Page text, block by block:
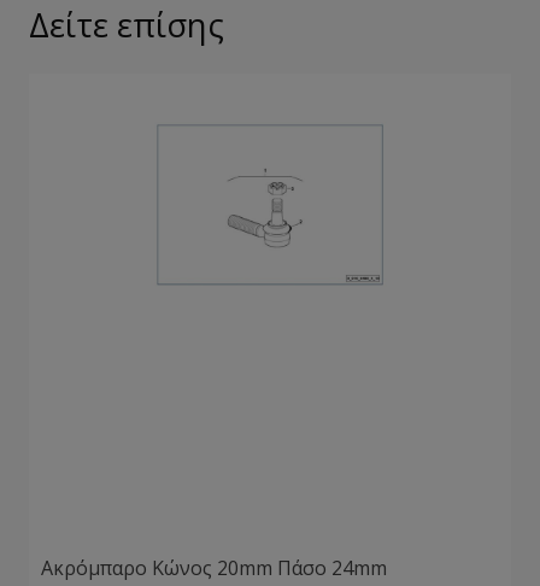
Δείτε επίσης
Aκρόμπαρο Kώνος 20mm Πάσο 24mm